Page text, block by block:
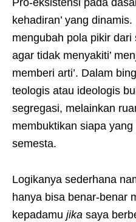
kehadiran’ yang
mengubah pola pikir dari
agar tidak menyakiti’
memberi arti’. Dalam
teologis atau ideologis
segregasi, melainkan
membuktikan siapa
semesta.
Logikanya sederhana
hanya bisa benar-benar
kepadamu jika saya